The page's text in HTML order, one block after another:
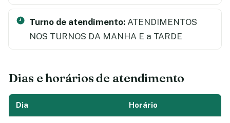
Turno de atendimento: ATENDIMENTOS
NOS TURNOS DA MANHA E a TARDE
Dias e horários de atendimento
Dia Horário